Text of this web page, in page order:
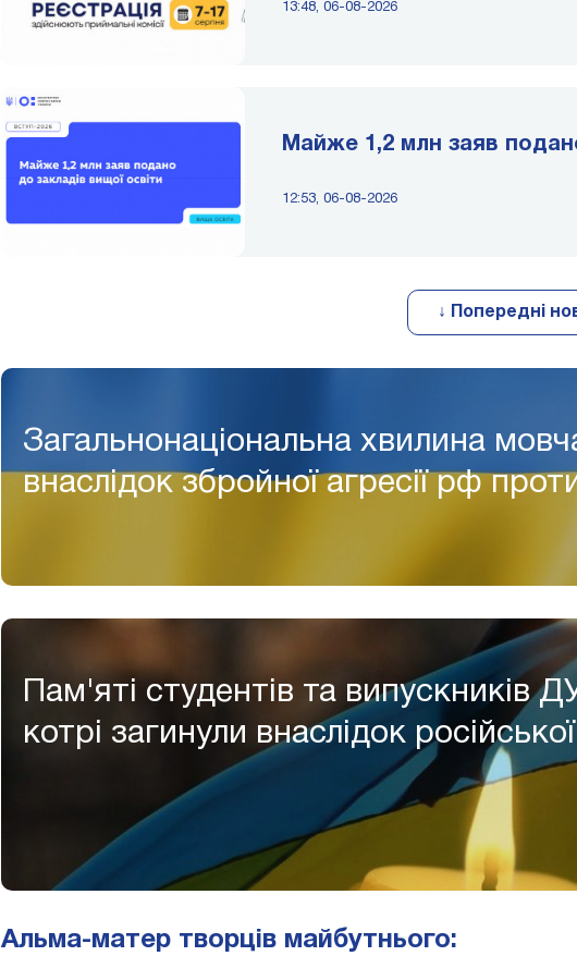
13:48, 06-08-2026
Майже 1,2 млн заяв
12:53, 06-08-2026
↓ Попередні
Загальнонаціональна хвилина
внаслідок збройної агресії рф
Пам'яті студентів та випускників
котрі загинули внаслідок
Альма-матер творців майбутнього: